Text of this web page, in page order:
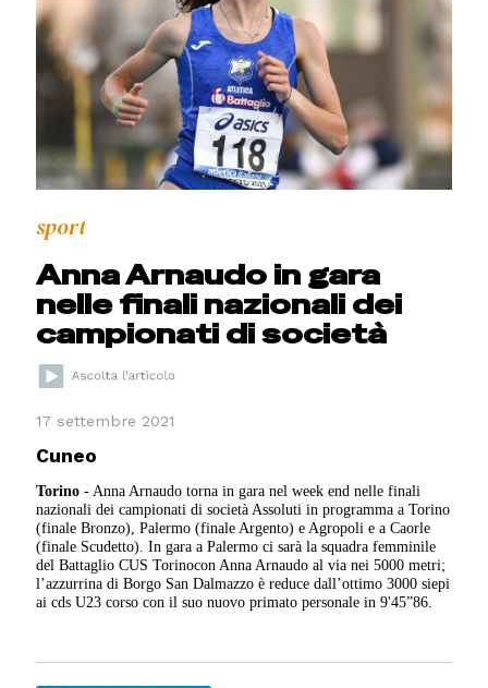
sport
Anna Arnaudo in gara
nelle finali nazionali dei
campionati di società
17 settembre 2021
Cuneo
Torino - Anna Arnaudo torna in gara nel week end nelle finali
nazionali dei campionati di società Assoluti in programma a Torino
(finale Bronzo), Palermo (finale Argento) e Agropoli e a Caorle
(finale Scudetto). In gara a Palermo ci sarà la squadra femminile
del Battaglio CUS Torinocon Anna Arnaudo al via nei 5000 metri;
l’azzurrina di Borgo San Dalmazzo è reduce dall’ottimo 3000 siepi
ai cds U23 corso con il suo nuovo primato personale in 9'45”86.